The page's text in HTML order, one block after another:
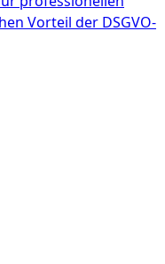
Vorteil der DSGVO-